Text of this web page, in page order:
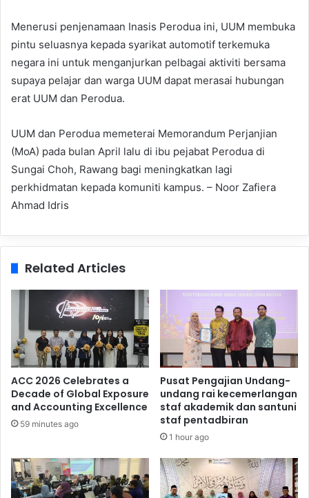
Menerusi penjenamaan Inasis Perodua ini, UUM membuka
pintu seluasnya kepada syarikat automotif terkemuka
negara ini untuk menganjurkan pelbagai aktiviti bersama
supaya pelajar dan warga UUM dapat merasai hubungan
erat UUM dan Perodua.
UUM dan Perodua memeterai Memorandum Perjanjian
(MoA) pada bulan April lalu di ibu pejabat Perodua di
Sungai Choh, Rawang bagi meningkatkan lagi
perkhidmatan kepada komuniti kampus. – Noor Zafiera
Ahmad Idris
Related Articles
ACC 2026 Celebrates a
Decade of Global Exposure
and Accounting Excellence
59 minutes ago
Pusat Pengajian Undang-
undang rai kecemerlangan
staf akademik dan santuni
staf pentadbiran
1 hour ago